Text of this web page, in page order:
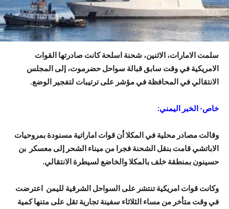
سلمت الامارات، الاثنين، شحنة اسلحة كانت صادرتها القوات
الامريكية في وقت سابق قبالة سواحل حضرموت، إلى المجلس
الانتقالي في المحافظة في مؤشر على ترتيبات لتفجير الوضع.
خاص- الخبر اليمني:
وقالت مصادر محلية في المكلا أن قوات اماراتية مسنودة بمروحيات
الاباتشي قامت بنقل الشحنة فجرا من ميناء الشحر إلى معسكر بن
حسينون بمنطقة خلف بالمكلا والخاضع لسيطرة الانتقالي.
وكانت قوات امريكية تنتشر على السواحل الشرقية لليمن اعترضت
في وقت متأخر من مساء الثلاثاء سفينة تجارية تقل على متنها كمية